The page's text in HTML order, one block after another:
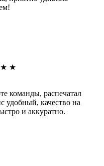
★ ★
команды, распечатал
удобный, качество на
и аккуратно.